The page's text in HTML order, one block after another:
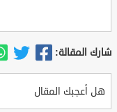
شارك المقالة:
هل أعجبك المقال